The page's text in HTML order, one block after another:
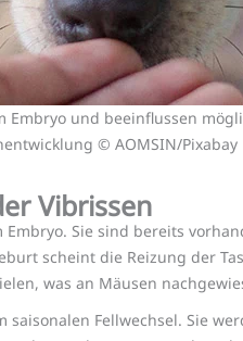
Embryo und beeinflussen
© AOMSIN/Pixabay
Vibrissen
Sie sind bereits
scheint die Reizung der
was an Mäusen
Fellwechsel. Sie